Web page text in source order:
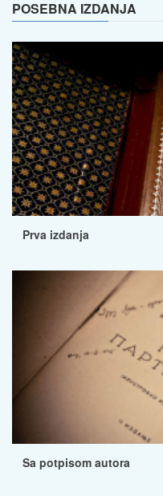
POSEBNA IZDANJA
Prva izdanja
Sa potpisom autora